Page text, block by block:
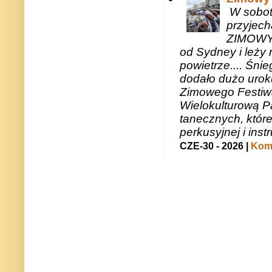
W
od Sydney i leży
powietrze....
dodało dużo
Zimowego
Wielokulturową
tanecznych,
perkusyjnej i
CZE-30 - 2026 |